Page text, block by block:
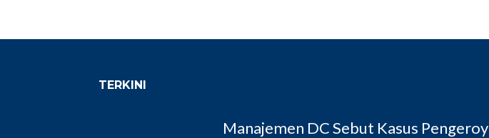
TERKINI
Manajemen DC Sebut Kasus